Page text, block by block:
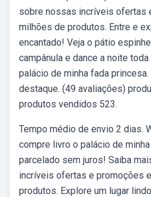
sobre nossas incríveis ofertas
milhões de produtos. Entre e
encantado! Veja o pátio
campânula e dance a noite
palácio de minha fada
destaque. (49 avaliações)
produtos vendidos 523.
Tempo médio de envio 2 dias.
compre livro o palácio de
parcelado sem juros! Saiba
incríveis ofertas e promoções
produtos. Explore um lugar